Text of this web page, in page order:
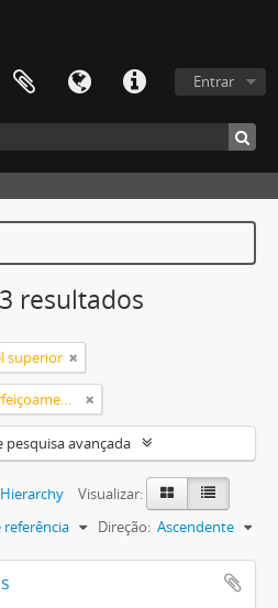
Entrar
resultados
superior
Campanha Nacional de Aperfeiçoamento de Pessoal de Nível Superior (CAPES)
pesquisa avançada
Hierarchy
Visualizar:
referência Direção: Ascendente